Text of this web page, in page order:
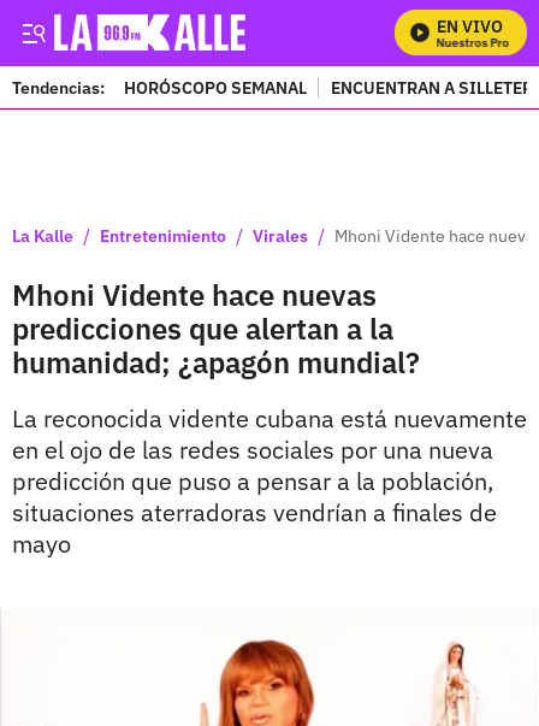
EN VIVO
Mira Todos Nuestros
Tendencias: HORÓSCOPO SEMANAL ENCUENTRAN A
La Kalle / Entretenimiento / Virales / Mhoni Vidente hace
Mhoni Vidente hace nuevas
predicciones que alertan a la
humanidad; ¿apagón mundial?
La reconocida vidente cubana está nuevamente
en el ojo de las redes sociales por una nueva
predicción que puso a pensar a la población,
situaciones aterradoras vendrían a finales de
mayo